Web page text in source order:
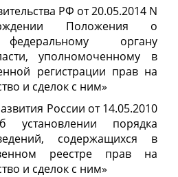
РФ от 20.05.2014 N
Положения о
федеральному органу
уполномоченному в
регистрации прав на
и сделок с ним»
России от 14.05.2010
порядка
содержащихся в
реестре прав на
и сделок с ним»